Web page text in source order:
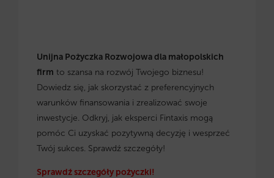
Unijna Pożyczka Rozwojowa dla małopolskich
firm to szansa na rozwój Twojego biznesu!
Dowiedz się, jak skorzystać z preferencyjnych
warunków finansowania i zrealizować swoje
inwestycje. Odkryj, jak eksperci Fintaxis mogą
pomóc Ci uzyskać pozytywną decyzję i wesprzeć
Twój sukces. Sprawdź szczegóły!
Sprawdź szczegóły pożyczki!